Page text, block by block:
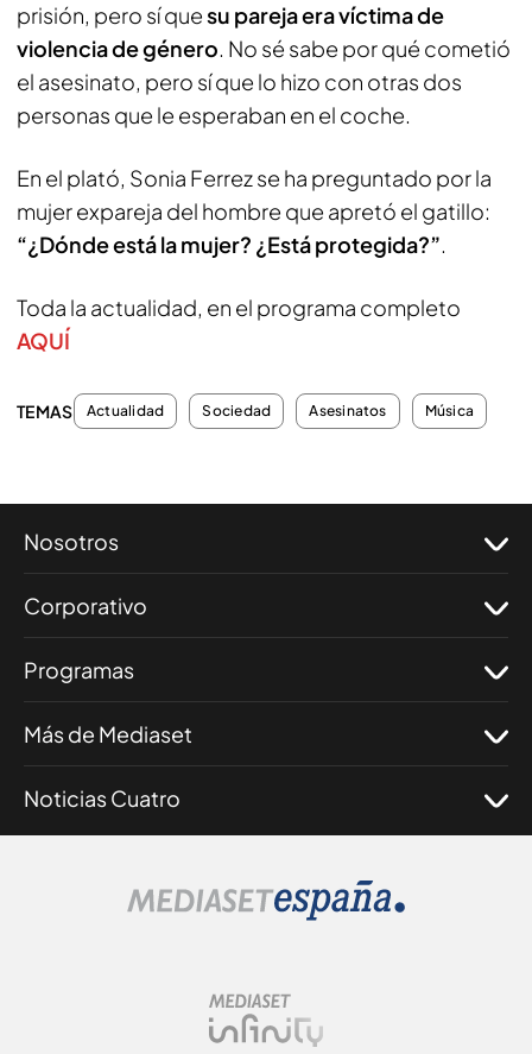
prisión, pero sí quesu pareja era víctima de
violencia de género. No sé sabe por qué cometió
el asesinato, pero sí que lo hizo con otras dos
personas que le esperaban en el coche.
En el plató, Sonia Ferrez se ha preguntado por la
mujer expareja del hombre que apretó el gatillo:
“¿Dónde está la mujer? ¿Está protegida?”.
Toda la actualidad, en el programa completo
AQUÍ
TEMAS Actualidad Sociedad Asesinatos Música
Nosotros
Corporativo
Programas
Más de Mediaset
Noticias Cuatro